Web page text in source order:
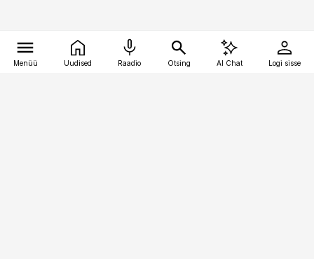
Menüü Uudised Raadio Otsing AI Chat Logi sisse